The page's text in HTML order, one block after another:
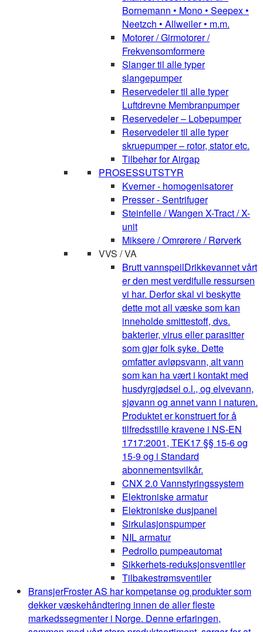
Bornemann • Mono • Seepex •
Neetzch • Allweiler • m.m.
Motorer / Girmotorer /
Frekvensomformere
Slanger til alle typer
slangepumper
Reservedeler til alle typer
Luftdrevne Membranpumper
Reservedeler – Lobepumper
Reservedeler til alle typer
skruepumper – rotor, stator etc.
Tilbehør for Airgap
PROSESSUTSTYR
Kverner - homogenisatorer
Presser - Sentrifuger
Steinfelle / Wangen X-Tract / X-
unit
Miksere / Omrørere / Rørverk
VVS / VA
Brutt vannspeilDrikkevannet vårt
er den mest verdifulle ressursen
vi har. Derfor skal vi beskytte
dette mot all væske som kan
inneholde smittestoff, dvs.
bakterier, virus eller parasitter
som gjør folk syke. Dette
omfatter avløpsvann, alt vann
som kan ha vært i kontakt med
husdyrgjødsel o.l., og elvevann,
sjøvann og annet vann i naturen.
Produktet er konstruert for å
tilfredsstille kravene i NS-EN
1717:2001, TEK17 §§ 15-6 og
15-9 og i Standard
abonnementsvilkår.
CNX 2.0 Vannstyringssystem
Elektroniske armatur
Elektroniske dusjpanel
Sirkulasjonspumper
NIL armatur
Pedrollo pumpeautomat
Sikkerhets-reduksjonsventiler
Tilbakestrømsventiler
BransjerFroster AS har kompetanse og produkter som
dekker væskehåndtering innen de aller fleste
markedssegmenter i Norge. Denne erfaringen,